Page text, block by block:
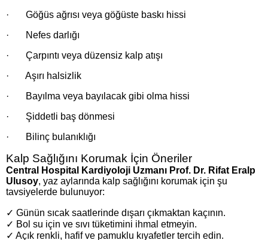
· Göğüs ağrısı veya göğüste baskı hissi
· Nefes darlığı
· Çarpıntı veya düzensiz kalp atışı
· Aşırı halsizlik
· Bayılma veya bayılacak gibi olma hissi
· Şiddetli baş dönmesi
· Bilinç bulanıklığı
Kalp Sağlığını Korumak İçin Öneriler
Central Hospital Kardiyoloji Uzmanı Prof. Dr. Rifat Eralp
Ulusoy, yaz aylarında kalp sağlığını korumak için şu
tavsiyelerde bulunuyor:
✓ Günün sıcak saatlerinde dışarı çıkmaktan kaçının.
✓ Bol su için ve sıvı tüketimini ihmal etmeyin.
✓ Açık renkli, hafif ve pamuklu kıyafetler tercih edin.